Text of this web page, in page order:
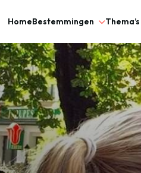
HomeBestemmingen Thema’s
13 handige iPhone tips voor reizigers